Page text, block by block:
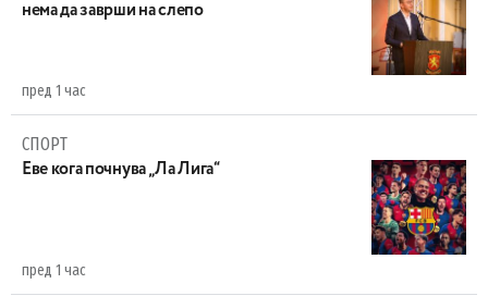
нема да заврши на слепо
пред 1 час
СПОРТ
Еве кога почнува „Ла Лига“
пред 1 час